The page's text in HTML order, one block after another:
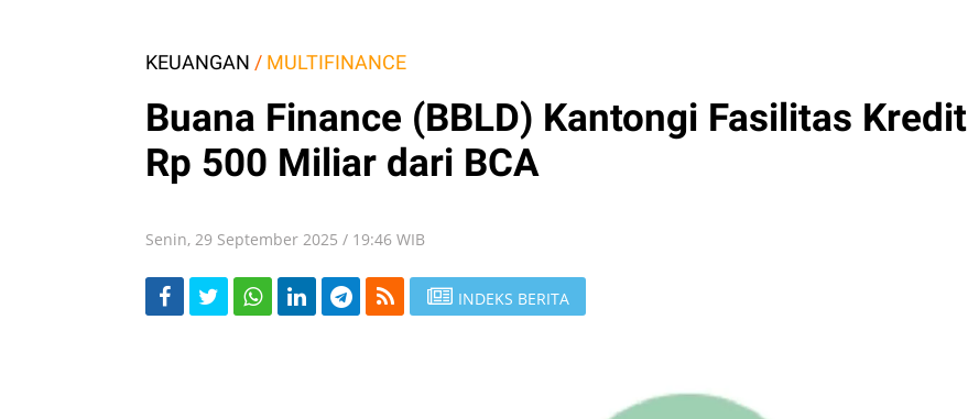
KEUANGAN / MULTIFINANCE
Buana Finance (BBLD) Kantongi Fasilitas Kredit
Rp 500 Miliar dari BCA
Senin, 29 September 2025 / 19:46 WIB
INDEKS BERITA